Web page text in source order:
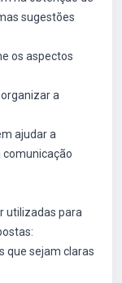
sugestões
os aspectos
a
ajudar a
comunicação
utilizadas para
que sejam claras